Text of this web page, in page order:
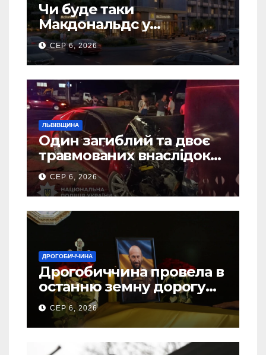
Чи буде таки
Макдональдс у
Дрогобичі? (Фото)
СЕР 6, 2026
ЛЬВІВЩИНА
Один загиблий та двоє
травмованих внаслідок
ДТП на Самбірщині
СЕР 6, 2026
ДРОГОБИЧЧИНА
Дрогобиччина провела в
останню земну дорогу
свого Захисника – Олега
Торського
СЕР 6, 2026